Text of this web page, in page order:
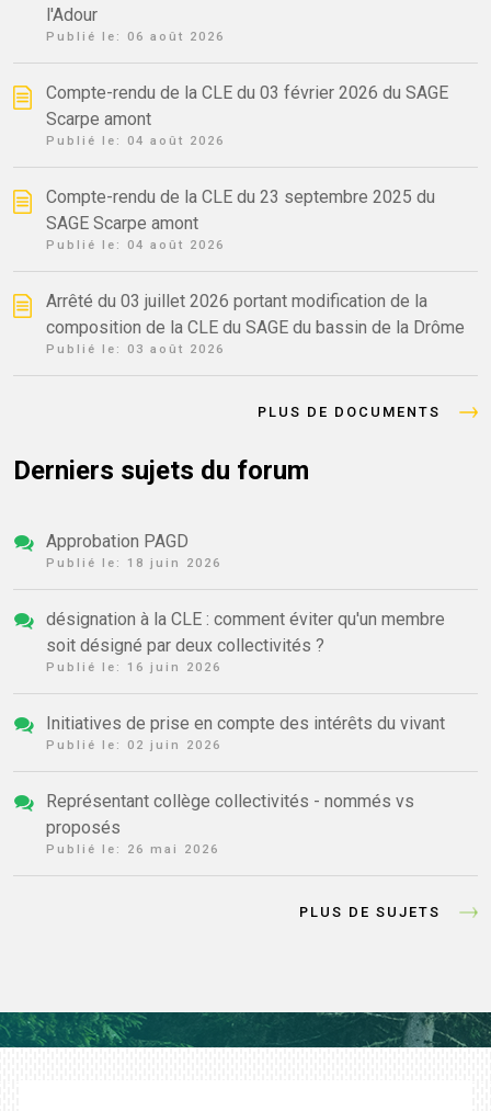
l'Adour
Publié le: 06 août 2026
Compte-rendu de la CLE du 03 février 2026 du SAGE
Scarpe amont
Publié le: 04 août 2026
Compte-rendu de la CLE du 23 septembre 2025 du
SAGE Scarpe amont
Publié le: 04 août 2026
Arrêté du 03 juillet 2026 portant modification de la
composition de la CLE du SAGE du bassin de la Drôme
Publié le: 03 août 2026
PLUS DE DOCUMENTS
Derniers sujets du forum
Approbation PAGD
Publié le: 18 juin 2026
désignation à la CLE : comment éviter qu'un membre
soit désigné par deux collectivités ?
Publié le: 16 juin 2026
Initiatives de prise en compte des intérêts du vivant
Publié le: 02 juin 2026
Représentant collège collectivités - nommés vs
proposés
Publié le: 26 mai 2026
PLUS DE SUJETS